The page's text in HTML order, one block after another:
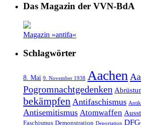
Das Magazin der VVN-BdA
Magazin »antifa«
Schlagwörter
8. Mai 9. November 1938 Aachen
Pogromnachtgedenken
bekämpfen Antifaschismus
Antisemitismus Atomwaffen
Faschismus Demonstration Deportation